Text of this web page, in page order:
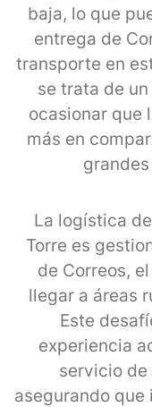
baja, lo que
entrega de
transporte en
se trata de
ocasionar que
más en
La logística
Torre es
de Correos,
llegar a áreas
Este
experiencia
servicio de
asegurando que